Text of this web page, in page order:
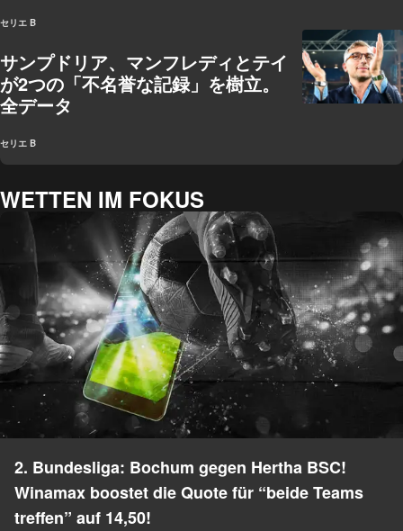
セリエ B
サンプドリア、マンフレディとテイ
が2つの「不名誉な記録」を樹立。
全データ
セリエ B
WETTEN IM FOKUS
2. Bundesliga: Bochum gegen Hertha BSC!
Winamax boostet die Quote für “beide Teams
treffen” auf 14,50!